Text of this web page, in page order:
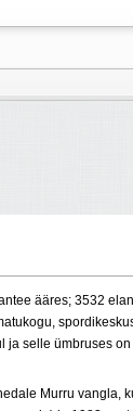
ääres; 3532
selle ümbruses
Murru vangla,